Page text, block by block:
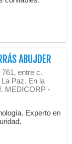
ABUJDER
entre c.
Paz. En la
MEDICORP -
Experto en